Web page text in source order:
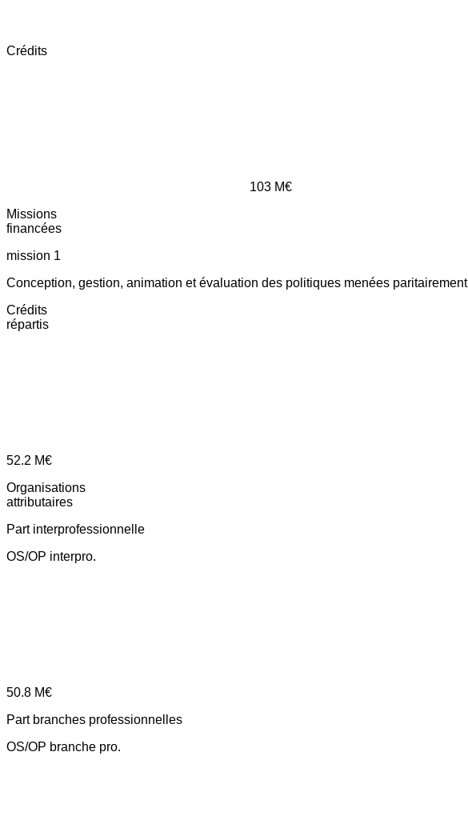
Crédits
103 M€
Missions
financées
mission 1
Conception, gestion, animation et évaluation des politiques menées paritairement
Crédits
répartis
52.2 M€
Organisations
attributaires
Part interprofessionnelle
OS/OP interpro.
50.8 M€
Part branches professionnelles
OS/OP branche pro.